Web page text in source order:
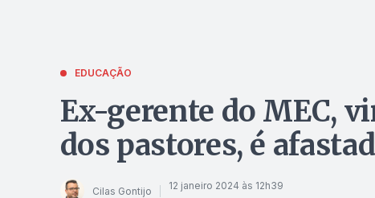
EDUCAÇÃO
Ex-gerente do MEC,
dos pastores, é
Cilas Gontijo 12 janeiro 2024 às 12h39